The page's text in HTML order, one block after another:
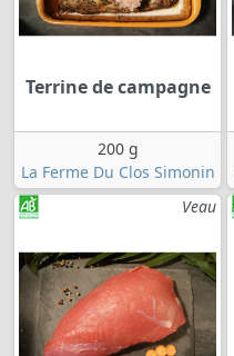
Terrine de campagne
200 g
La Ferme Du Clos Simonin
Veau